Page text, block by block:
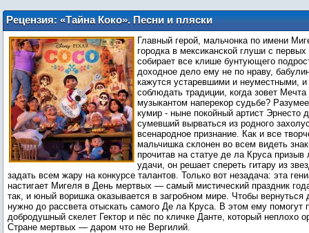
Рецензия: «Тайна Коко». Песни и пляски
на костях
Главный герой, мальчонка по имени
городка в мексиканской глуши с
собирает все клише бунтующего
доходное дело ему не по нраву,
кажутся устаревшими и неуместными,
соблюдать традиции, когда зовет
музыкантом наперекор судьбе?
кумир - ныне покойный артист Эрнесто
сумевший вырваться из родного
всенародное признание. Как и все
мальчишка склонен во всем видеть
прочитав на статуе де ла Круса призыв
удачи, он решает спереть гитару из
задать всем жару на конкурсе талантов. Только вот незадача: эта
настигает Мигеля в День мертвых — самый мистический праздник
так, и юный воришка оказывается в загробном мире. Чтобы
нужно до рассвета отыскать самого Де ла Круса. В этом ему помогут
добродушный скелет Гектор и пёс по кличке Данте, который неплохо
Стране мертвых — даром что не Вергилий.